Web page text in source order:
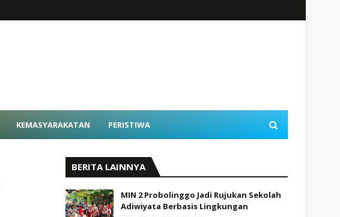
KEMASYARAKATAN PERISTIWA
BERITA LAINNYA
MIN 2 Probolinggo Jadi Rujukan Sekolah
Adiwiyata Berbasis Lingkungan